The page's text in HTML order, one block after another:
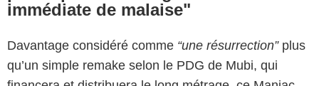
immédiate de malaise"
Davantage considéré comme “une résurrection”plus
qu’un simple remake selon le PDG de Mubi, qui